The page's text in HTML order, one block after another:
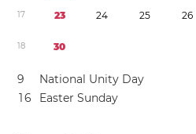
17 23 24 25 26
18 30
9
National Unity Day
16 Easter Sunday